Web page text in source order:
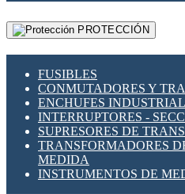
PROTECCIÓN
FUSIBLES
CONMUTADORES Y
ENCHUFES
INTERRUPTORES -
SUPRESORES DE
TRANSFORMADORES
MEDIDA
INSTRUMENTOS DE